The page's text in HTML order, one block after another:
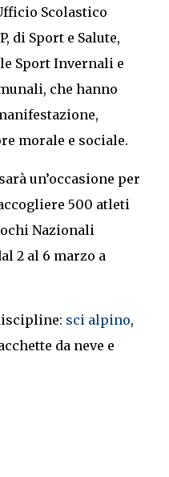
Scolastico
di Sport e Salute,
Sport Invernali e
che hanno
morale e sociale.
un’occasione per
500 atleti
Nazionali
2 al 6 marzo a
sci alpino,
da neve e